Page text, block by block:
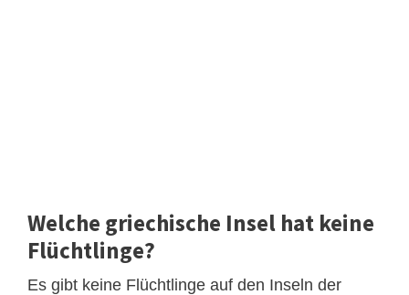
Welche griechische Insel hat keine
Flüchtlinge?
Es gibt keine Flüchtlinge auf den Inseln der